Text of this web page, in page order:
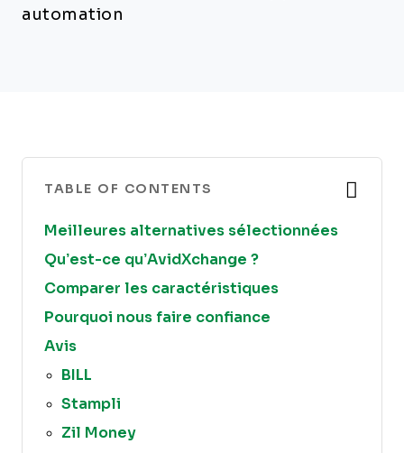
automation
TABLE OF CONTENTS
Meilleures alternatives sélectionnées
Qu’est-ce qu’AvidXchange ?
Comparer les caractéristiques
Pourquoi nous faire confiance
Avis
BILL
Stampli
Zil Money